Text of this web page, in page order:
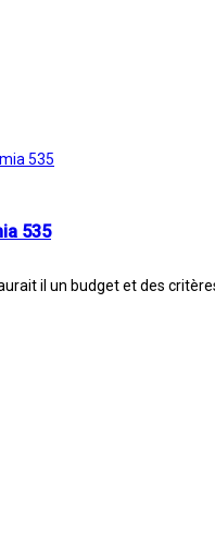
535
535
il un budget et des